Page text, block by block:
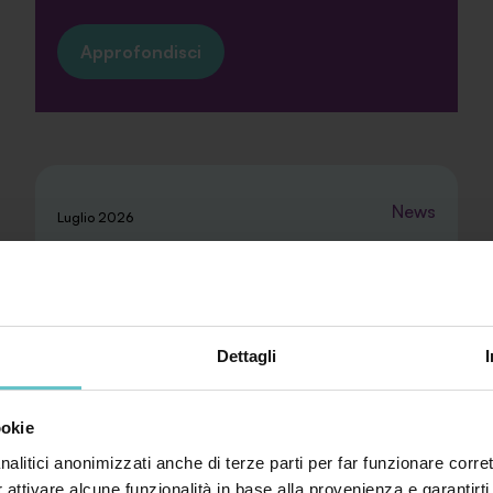
Dettagli
anonimizzati anche di terze parti per far funzionare
attivare alcune funzionalità in base alla provenienza e
Approfondisci
Luglio 2026 News
dal 3 al 23 agosto.
informarvi che osserveremo un periodo di
pausa dal...